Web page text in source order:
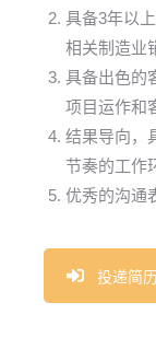
具备3年以
相关制造业
具备出色的
项目运作和
结果导向，
节奏的工作
优秀的沟通
投递简